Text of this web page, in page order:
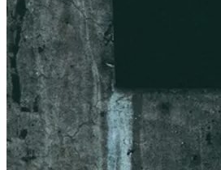
数量・オプションを選ぶ